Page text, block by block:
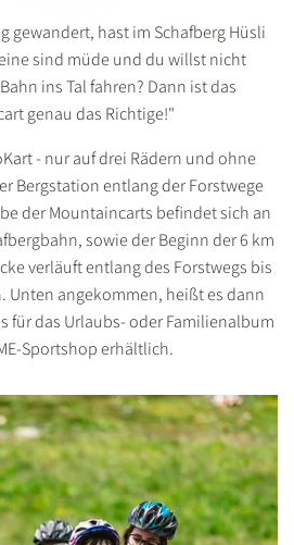
gewandert, hast im Schafberg Hüsli
sind müde und du willst nicht
ins Tal fahren? Dann ist das
genau das Richtige!"
- nur auf drei Rädern und ohne
Bergstation entlang der Forstwege
der Mountaincarts befindet sich an
sowie der Beginn der 6 km
verläuft entlang des Forstwegs bis
Unten angekommen, heißt es dann
für das Urlaubs- oder Familienalbum
Sportshop erhältlich.